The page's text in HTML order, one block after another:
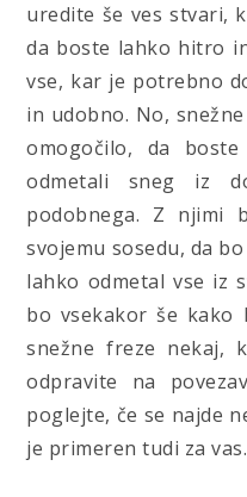
uredite še ves stvari,
da boste lahko hitro
vse, kar je potrebno
in udobno. No,
omogočilo, da
odmetali sneg iz
podobnega. Z njimi
svojemu sosedu, da
lahko odmetal vse iz
bo vsekakor še kako
snežne freze nekaj,
odpravite na
poglejte, če se najde
je primeren tudi za vas.